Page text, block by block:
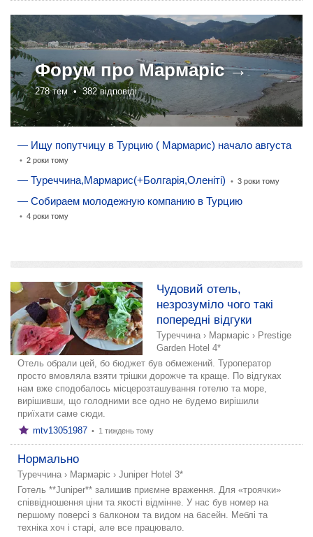
Форум проМармаріс →
278 тем •382 відповіді
— Ищу попутчицу в Турцию ( Мармарис) начало августа
• 2 роки тому
— Туреччина,Мармарис(+Болгарія,Оленіті) • 3 роки тому
— Собираем молодежную компанию в Турцию
• 4 роки тому
Чудовий отель,
незрозуміло чого такі
попередні відгуки
Туреччина › Мармаріс › Prestige
Garden Hotel 4*
Отель обрали цей, бо бюджет був обмежений. Туроператор
просто вмовляла взяти трішки дорожче та краще. По відгуках
нам вже сподобалось місцерозташування готелю та море,
вирішивши, що голодними все одно не будемо вирішили
приїхати саме сюди.
mtv13051987 • 1 тиждень тому
Нормально
Туреччина › Мармаріс › Juniper Hotel 3*
Готель **Juniper** залишив приємне враження. Для «троячки»
співвідношення ціни та якості відмінне. У нас був номер на
першому поверсі з балконом та видом на басейн. Меблі та
техніка хоч і старі, але все працювало.